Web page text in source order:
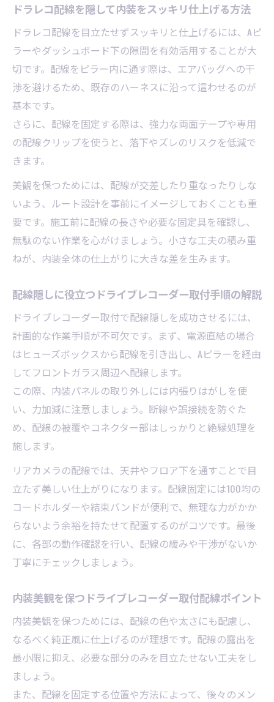
ドラレコ配線を隠して内装をスッキリ仕上げる方法
ドラレコ配線を目立たせずスッキリと仕上げるには、Aピ
ラーやダッシュボード下の隙間を有効活用することが大
切です。配線をピラー内に通す際は、エアバッグへの干
渉を避けるため、既存のハーネスに沿って這わせるのが
基本です。
さらに、配線を固定する際は、強力な両面テープや専用
の配線クリップを使うと、落下やズレのリスクを低減で
きます。
美観を保つためには、配線が交差したり重なったりしな
いよう、ルート設計を事前にイメージしておくことも重
要です。施工前に配線の長さや必要な固定具を確認し、
無駄のない作業を心がけましょう。小さな工夫の積み重
ねが、内装全体の仕上がりに大きな差を生みます。
配線隠しに役立つドライブレコーダー取付手順の解説
ドライブレコーダー取付で配線隠しを成功させるには、
計画的な作業手順が不可欠です。まず、電源直結の場合
はヒューズボックスから配線を引き出し、Aピラーを経由
してフロントガラス周辺へ配線します。
この際、内装パネルの取り外しには内張りはがしを使
い、力加減に注意しましょう。断線や誤接続を防ぐた
め、配線の被覆やコネクター部はしっかりと絶縁処理を
施します。
リアカメラの配線では、天井やフロア下を通すことで目
立たず美しい仕上がりになります。配線固定には100均の
コードホルダーや結束バンドが便利で、無理な力がかか
らないよう余裕を持たせて配置するのがコツです。最後
に、各部の動作確認を行い、配線の緩みや干渉がないか
丁寧にチェックしましょう。
内装美観を保つドライブレコーダー取付配線ポイント
内装美観を保つためには、配線の色や太さにも配慮し、
なるべく純正風に仕上げるのが理想です。配線の露出を
最小限に抑え、必要な部分のみを目立たせない工夫をし
ましょう。
また、配線を固定する位置や方法によって、後々のメン